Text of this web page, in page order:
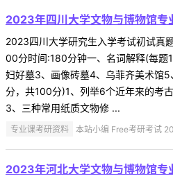
2023年四川大学文物与博物馆专
2023四川大学研究生入学考试初试真
00分时间:180分钟一、名词解释(每题
妇好墓3、画像砖墓4、乌菲齐美术馆
分，共100分)1、列举6个近年来的考
3、三种常用纸质文物修 ...
专业课考研资料 本站小编 Free考研考试
2023年河北大学文物与博物馆专